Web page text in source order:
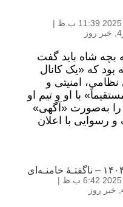
|
, خبر روز
رجوی-۸ تیر ۱۴۰۴ به بچه شاه باید گفت
که «یک کانال
امنیتی و
با او و تیم او
از ۷ تیر آن را به‌صورت «آگهی»
رسوایی با اعلان
|
, خبر روز